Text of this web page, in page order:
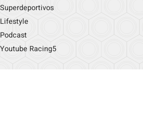
Superdeportivos
Lifestyle
Podcast
Youtube Racing5